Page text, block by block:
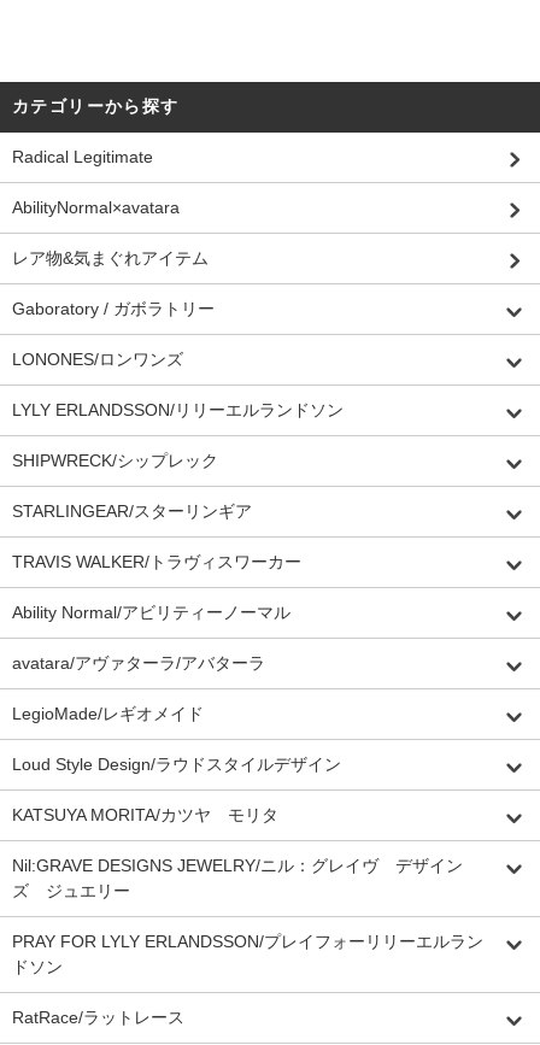
カテゴリーから探す
Radical Legitimate
AbilityNormal×avatara
レア物&気まぐれアイテム
Gaboratory / ガボラトリー
LONONES/ロンワンズ
LYLY ERLANDSSON/リリーエルランドソン
SHIPWRECK/シップレック
STARLINGEAR/スターリンギア
TRAVIS WALKER/トラヴィスワーカー
Ability Normal/アビリティーノーマル
avatara/アヴァターラ/アバターラ
LegioMade/レギオメイド
Loud Style Design/ラウドスタイルデザイン
KATSUYA MORITA/カツヤ モリタ
Nil:GRAVE DESIGNS JEWELRY/ニル：グレイヴ デザイン
ズ ジュエリー
PRAY FOR LYLY ERLANDSSON/プレイフォーリリーエルラン
ドソン
RatRace/ラットレース